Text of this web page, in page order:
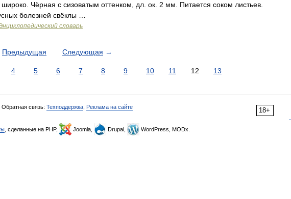
Чёрная с сизоватым оттенком, дл. ок. 2 мм. Питается соком листьев.
болезней свёклы …
словарь
Предыдущая Следующая →
4 5 6 7 8 9 10 11 12 13
18+
Обратная связь: Техподдержка Реклама на сайте
, сделанные на PHP, Joomla, Drupal, WordPress, MODx.